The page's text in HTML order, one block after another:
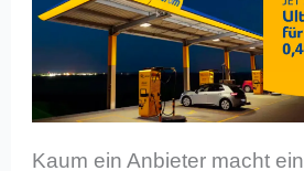
Kaum ein Anbieter macht